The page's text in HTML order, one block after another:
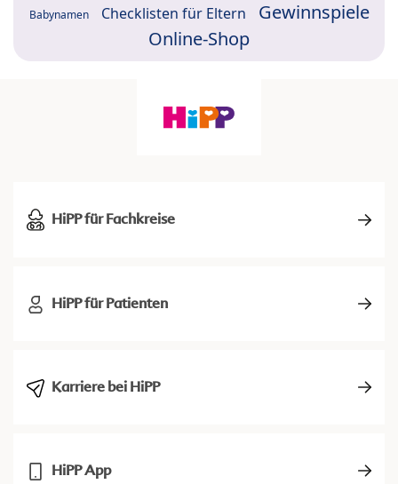
Babynamen Checklisten für Eltern
Gewinnspiele
Online-Shop
HiPP für Fachkreise
HiPP für Patienten
Karriere bei HiPP
HiPP App